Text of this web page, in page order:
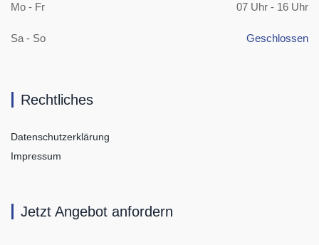
Mo - Fr 07 Uhr - 16 Uhr
Sa - So Geschlossen
Rechtliches
Datenschutzerklärung
Impressum
Jetzt Angebot anfordern